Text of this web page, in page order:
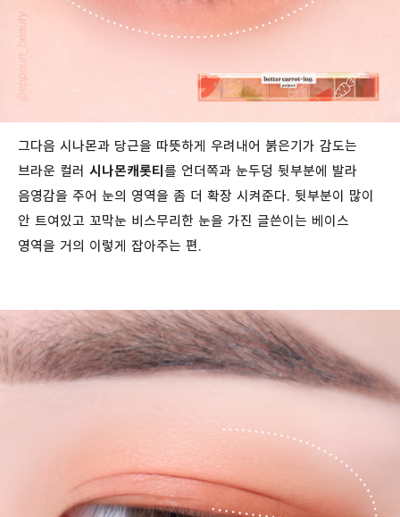
그다음 시나몬과 당근을 따뜻하게 우려내어 붉은기가 감도는
브라운 컬러 시나몬캐롯티를 언더쪽과 눈두덩 뒷부분에 발라
음영감을 주어 눈의 영역을 좀 더 확장 시켜준다. 뒷부분이 많이
안 트여있고 꼬막눈 비스무리한 눈을 가진 글쓴이는 베이스
영역을 거의 이렇게 잡아주는 편.